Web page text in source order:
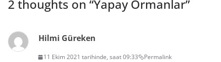
2 thoughts on “Yapay Ormanlar”
Hilmi Güreken
11 Ekim 2021 tarihinde, saat 09:33 Permalink